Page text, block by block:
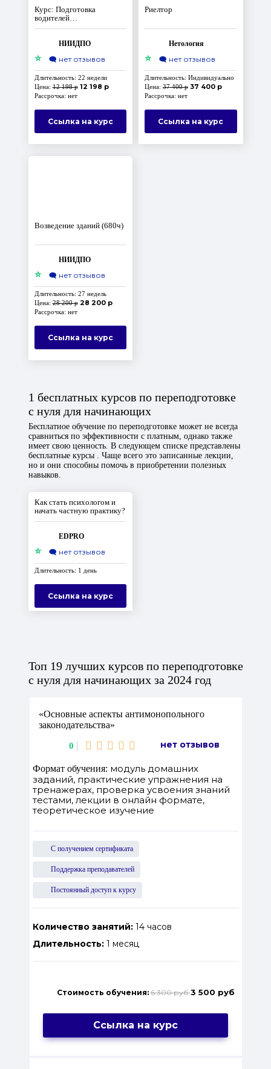
Курс: Подготовка
водителей
автотранспортных
НИИДПО
⭐ 🗨️ нет отзывов
Длительность: 22 недели
Цена:12 198 р 12 198 р
Рассрочка: нет
Ссылка на курс
Риелтор
Нетология
⭐ 🗨️ нет отзывов
Длительность: Индивидуально
Цена: 37 400 р 37 400 р
Рассрочка: нет
Ссылка на курс
Возведение зданий (680ч)
НИИДПО
⭐ 🗨️ нет отзывов
Длительность: 27 недель
Цена:28 200 р 28 200 р
Рассрочка: нет
Ссылка на курс
1 бесплатных курсов по переподготовке
с нуля для начинающих
Бесплатное обучение по переподготовке может не всегда
сравниться по эффективности с платным, однако также
имеет свою ценность. В следующем списке представлены
бесплатные курсы . Чаще всего это записанные лекции,
но и они способны помочь в приобретении полезных
навыков.
Как стать психологом и
начать частную практику?
EDPRO
⭐ 🗨️ нет отзывов
Длительность: 1 день
Ссылка на курс
Топ 19 лучших курсов по переподготовке
с нуля для начинающих за 2024 год
«Основные аспекты антимонопольного
законодательства»
0 нет отзывов
Формат обучения: модуль домашних
заданий, практические упражнения на
тренажерах, проверка усвоения знаний
тестами, лекции в онлайн формате,
теоретическое изучение
С получением сертификата
Поддержка преподавателей
Постоянный доступ к курсу
Количество занятий:14 часов
Длительность:1 месяц
Стоимость обучения: 6 300 руб3 500 руб
Ссылка на курс